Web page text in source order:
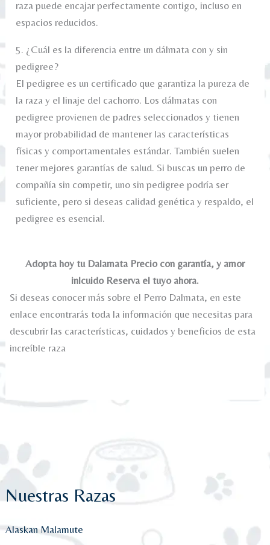
Nuestras Razas
Alaskan Malamute
raza puede encajar perfectamente contigo, incluso en
espacios reducidos.
5. ¿Cuál es la diferencia entre un dálmata con y sin
pedigree?
El pedigree es un certificado que garantiza la pureza de
la raza y el linaje del cachorro. Los dálmatas con
pedigree provienen de padres seleccionados y tienen
mayor probabilidad de mantener las características
físicas y comportamentales estándar. También suelen
tener mejores garantías de salud. Si buscas un perro de
compañía sin competir, uno sin pedigree podría ser
suficiente, pero si deseas calidad genética y respaldo, el
pedigree es esencial.
Adopta hoy tu Dalamata Precio con garantía, y amor
inlcuido Reserva el tuyo ahora.
Si deseas conocer más sobre el Perro Dalmata, en este
enlace encontrarás toda la información que necesitas para
descubrir las características, cuidados y beneficios de esta
increíble raza